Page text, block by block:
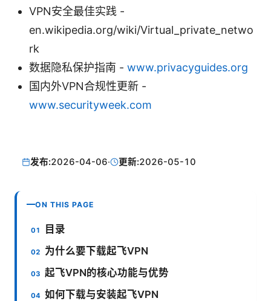
VPN安全最佳实践 -
en.wikipedia.org/wiki/Virtual_private_netwo
rk
数据隐私保护指南 - www.privacyguides.org
国内外VPN合规性更新 -
www.securityweek.com
发布:2026-04-06· 更新:2026-05-10
ON THIS PAGE
目录
为什么要下载起飞VPN
起飞VPN的核心功能与优势
如何下载与安装起飞VPN